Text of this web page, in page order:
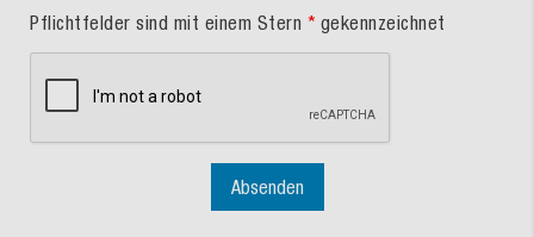
Pflichtfelder sind mit einem Stern * gekennzeichnet
Absenden